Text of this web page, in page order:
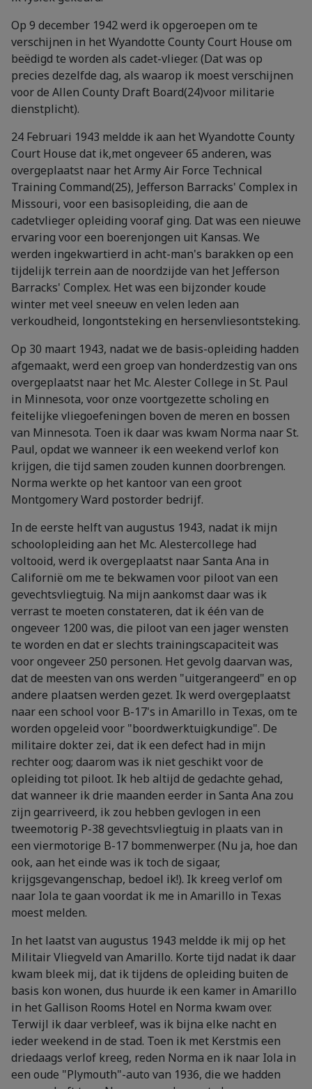
Op 9 december 1942 werd ik opgeroepen om te
verschijnen in het Wyandotte County Court House om
beëdigd te worden als cadet-vlieger. (Dat was op
precies dezelfde dag, als waarop ik moest verschijnen
voor de Allen County Draft Board(24)voor militarie
dienstplicht).
24 Februari 1943 meldde ik aan het Wyandotte County
Court House dat ik,met ongeveer 65 anderen, was
overgeplaatst naar het Army Air Force Technical
Training Command(25), Jefferson Barracks' Complex in
Missouri, voor een basisopleiding, die aan de
cadetvlieger opleiding vooraf ging. Dat was een nieuwe
ervaring voor een boerenjongen uit Kansas. We
werden ingekwartierd in acht-man's barakken op een
tijdelijk terrein aan de noordzijde van het Jefferson
Barracks' Complex. Het was een bijzonder koude
winter met veel sneeuw en velen leden aan
verkoudheid, longontsteking en hersenvliesontsteking.
Op 30 maart 1943, nadat we de basis-opleiding hadden
afgemaakt, werd een groep van honderdzestig van ons
overgeplaatst naar het Mc. Alester College in St. Paul
in Minnesota, voor onze voortgezette scholing en
feitelijke vliegoefeningen boven de meren en bossen
van Minnesota. Toen ik daar was kwam Norma naar St.
Paul, opdat we wanneer ik een weekend verlof kon
krijgen, die tijd samen zouden kunnen doorbrengen.
Norma werkte op het kantoor van een groot
Montgomery Ward postorder bedrijf.
In de eerste helft van augustus 1943, nadat ik mijn
schoolopleiding aan het Mc. Alestercollege had
voltooid, werd ik overgeplaatst naar Santa Ana in
Californië om me te bekwamen voor piloot van een
gevechtsvliegtuig. Na mijn aankomst daar was ik
verrast te moeten constateren, dat ik één van de
ongeveer 1200 was, die piloot van een jager wensten
te worden en dat er slechts trainingscapaciteit was
voor ongeveer 250 personen. Het gevolg daarvan was,
dat de meesten van ons werden "uitgerangeerd" en op
andere plaatsen werden gezet. Ik werd overgeplaatst
naar een school voor B-17's in Amarillo in Texas, om te
worden opgeleid voor "boordwerktuigkundige". De
militaire dokter zei, dat ik een defect had in mijn
rechter oog; daarom was ik niet geschikt voor de
opleiding tot piloot. Ik heb altijd de gedachte gehad,
dat wanneer ik drie maanden eerder in Santa Ana zou
zijn gearriveerd, ik zou hebben gevlogen in een
tweemotorig P-38 gevechtsvliegtuig in plaats van in
een viermotorige B-17 bommenwerper. (Nu ja, hoe dan
ook, aan het einde was ik toch de sigaar,
krijgsgevangenschap, bedoel ik!). Ik kreeg verlof om
naar Iola te gaan voordat ik me in Amarillo in Texas
moest melden.
In het laatst van augustus 1943 meldde ik mij op het
Militair Vliegveld van Amarillo. Korte tijd nadat ik daar
kwam bleek mij, dat ik tijdens de opleiding buiten de
basis kon wonen, dus huurde ik een kamer in Amarillo
in het Gallison Rooms Hotel en Norma kwam over.
Terwijl ik daar verbleef, was ik bijna elke nacht en
ieder weekend in de stad. Toen ik met Kerstmis een
driedaags verlof kreeg, reden Norma en ik naar Iola in
een oude "Plymouth"-auto van 1936, die we hadden